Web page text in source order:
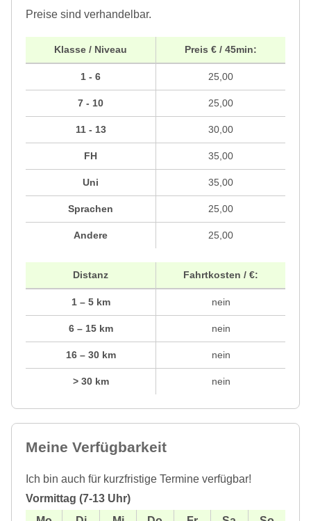
Preise sind verhandelbar.
Klasse / Niveau
1 - 6
7 - 10
11 - 13
FH
Uni
Sprachen
Andere
Preis € / 45min:
25,00
25,00
30,00
35,00
35,00
25,00
25,00
Distanz
1 – 5 km
6 – 15 km
16 – 30 km
> 30 km
Fahrtkosten / €:
nein
nein
nein
nein
Meine Verfügbarkeit
Ich bin auch für kurzfristige Termine verfügbar!
Vormittag (7-13 Uhr)